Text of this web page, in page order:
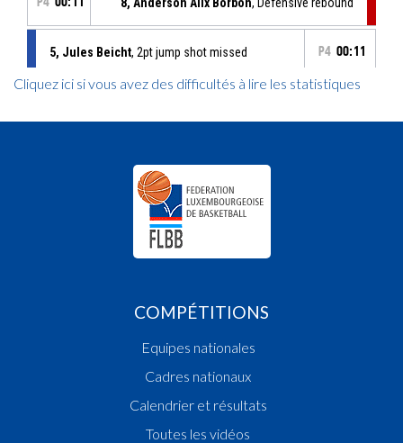
Cliquez ici si vous avez des difficultés à lire les statistiques
COMPÉTITIONS
Equipes nationales
Cadres nationaux
Calendrier et résultats
Toutes les vidéos